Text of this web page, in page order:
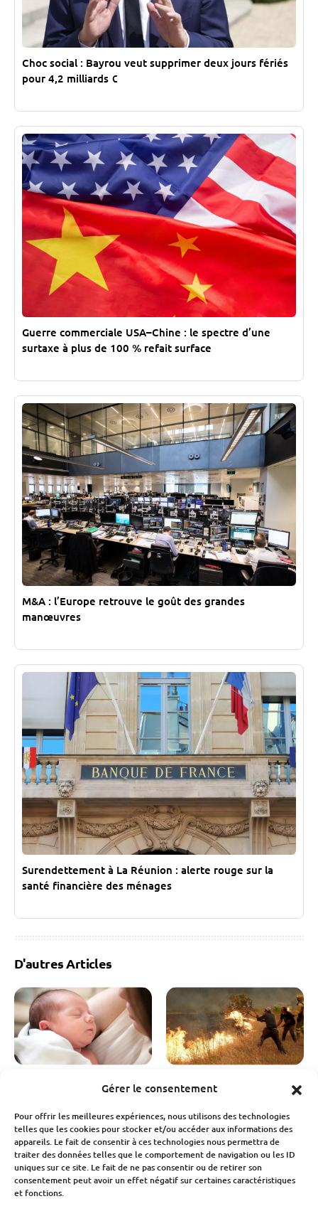
Gérer le consentement
Pour offrir les meilleures expériences, nous utilisons des technologies
telles que les cookies pour stocker et/ou accéder aux informations des
appareils. Le fait de consentir à ces technologies nous permettra de
traiter des données telles que le comportement de navigation ou les ID
uniques sur ce site. Le fait de ne pas consentir ou de retirer son
consentement peut avoir un effet négatif sur certaines caractéristiques
et fonctions.
Choc social : Bayrou veut supprimer deux jours fériés
pour 4,2 milliards €
Guerre commerciale USA–Chine : le spectre d’une
surtaxe à plus de 100 % refait surface
M&A : l’Europe retrouve le goût des grandes
manœuvres
Surendettement à La Réunion : alerte rouge sur la
santé financière des ménages
D'autres Articles
Société
chute des naissances qui
inquiète pour notre
économie
Fabien Monvoisin
7 Août 2026
Assurance
facture qui s’élève déjà à
3 milliards d’euros
Fabien Monvoisin
6 Août 2026